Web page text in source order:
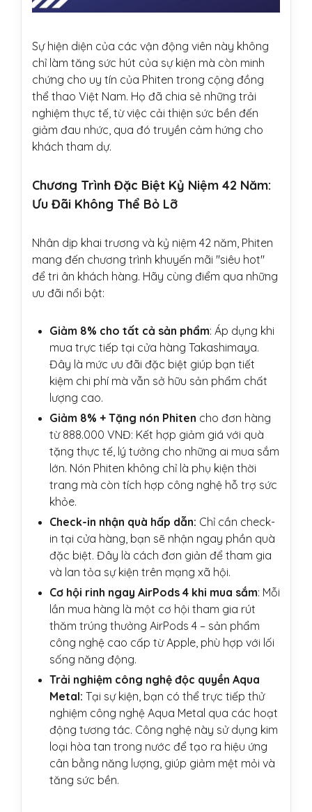
Sự hiện diện của các vận động viên này không
chỉ làm tăng sức hút của sự kiện mà còn minh
chứng cho uy tín của Phiten trong cộng đồng
thể thao Việt Nam. Họ đã chia sẻ những trải
nghiệm thực tế, từ việc cải thiện sức bền đến
giảm đau nhức, qua đó truyền cảm hứng cho
khách tham dự.
Chương Trình Đặc Biệt Kỷ Niệm 42 Năm:
Ưu Đãi Không Thể Bỏ Lỡ
Nhân dịp khai trương và kỷ niệm 42 năm, Phiten
mang đến chương trình khuyến mãi "siêu hot"
để tri ân khách hàng. Hãy cùng điểm qua những
ưu đãi nổi bật:
Giảm 8% cho tất cả sản phẩm: Áp dụng khi
mua trực tiếp tại cửa hàng Takashimaya.
Đây là mức ưu đãi đặc biệt giúp bạn tiết
kiệm chi phí mà vẫn sở hữu sản phẩm chất
lượng cao.
Giảm 8% + Tặng nón Phiten cho đơn hàng
từ 888.000 VNĐ: Kết hợp giảm giá với quà
tặng thực tế, lý tưởng cho những ai mua sắm
lớn. Nón Phiten không chỉ là phụ kiện thời
trang mà còn tích hợp công nghệ hỗ trợ sức
khỏe.
Check-in nhận quà hấp dẫn: Chỉ cần check-
in tại cửa hàng, bạn sẽ nhận ngay phần quà
đặc biệt. Đây là cách đơn giản để tham gia
và lan tỏa sự kiện trên mạng xã hội.
Cơ hội rinh ngay AirPods 4 khi mua sắm: Mỗi
lần mua hàng là một cơ hội tham gia rút
thăm trúng thưởng AirPods 4 – sản phẩm
công nghệ cao cấp từ Apple, phù hợp với lối
sống năng động.
Trải nghiệm công nghệ độc quyền Aqua
Metal: Tại sự kiện, bạn có thể trực tiếp thử
nghiệm công nghệ Aqua Metal qua các hoạt
động tương tác. Công nghệ này sử dụng kim
loại hòa tan trong nước để tạo ra hiệu ứng
cân bằng năng lượng, giúp giảm mệt mỏi và
tăng sức bền.